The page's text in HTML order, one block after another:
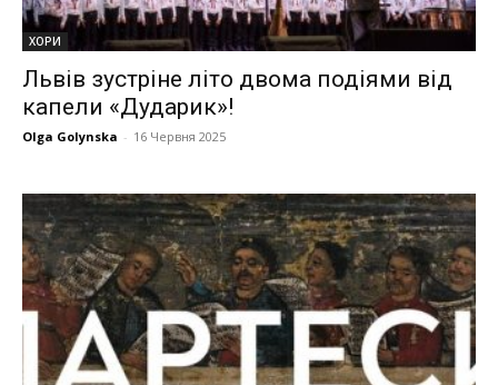
ХОРИ
Львів зустріне літо двома подіями від
капели «Дударик»!
Olga Golynska - 16 Червня 2025